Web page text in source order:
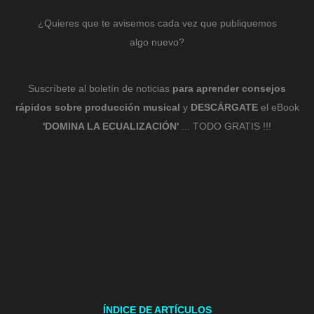
¿Quieres que te avisemos cada vez que publiquemos
algo nuevo?
Suscríbete al boletín de noticias para aprender consejos
rápidos sobre producción musical y DESCÁRGATEel eBook
'DOMINA LA ECUALIZACIÓN' ... TODO GRATIS !!!
ÍNDICE DE ARTÍCULOS